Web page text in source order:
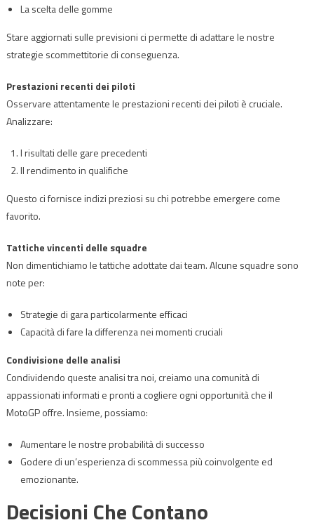
La scelta delle gomme
Stare aggiornati sulle previsioni ci permette di adattare le nostre
strategie scommettitorie di conseguenza.
Prestazioni recenti dei piloti
Osservare attentamente le prestazioni recenti dei piloti è cruciale.
Analizzare:
I risultati delle gare precedenti
Il rendimento in qualifiche
Questo ci fornisce indizi preziosi su chi potrebbe emergere come
favorito.
Tattiche vincenti delle squadre
Non dimentichiamo le tattiche adottate dai team. Alcune squadre sono
note per:
Strategie di gara particolarmente efficaci
Capacità di fare la differenza nei momenti cruciali
Condivisione delle analisi
Condividendo queste analisi tra noi, creiamo una comunità di
appassionati informati e pronti a cogliere ogni opportunità che il
MotoGP offre. Insieme, possiamo:
Aumentare le nostre probabilità di successo
Godere di un’esperienza di scommessa più coinvolgente ed
emozionante.
Decisioni Che Contano